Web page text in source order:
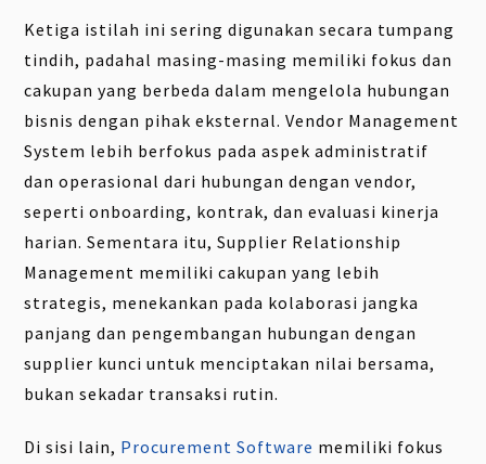
Ketiga istilah ini sering digunakan secara tumpang
tindih, padahal masing-masing memiliki fokus dan
cakupan yang berbeda dalam mengelola hubungan
bisnis dengan pihak eksternal. Vendor Management
System lebih berfokus pada aspek administratif
dan operasional dari hubungan dengan vendor,
seperti onboarding, kontrak, dan evaluasi kinerja
harian. Sementara itu, Supplier Relationship
Management memiliki cakupan yang lebih
strategis, menekankan pada kolaborasi jangka
panjang dan pengembangan hubungan dengan
supplier kunci untuk menciptakan nilai bersama,
bukan sekadar transaksi rutin.
Di sisi lain, Procurement Software memiliki fokus